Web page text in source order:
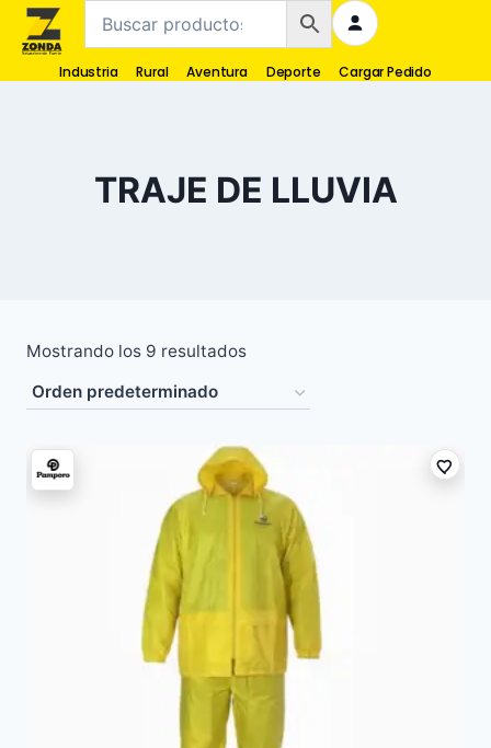
Industria Rural Aventura Deporte Cargar Pedido
TRAJE DE LLUVIA
Mostrando los 9 resultados